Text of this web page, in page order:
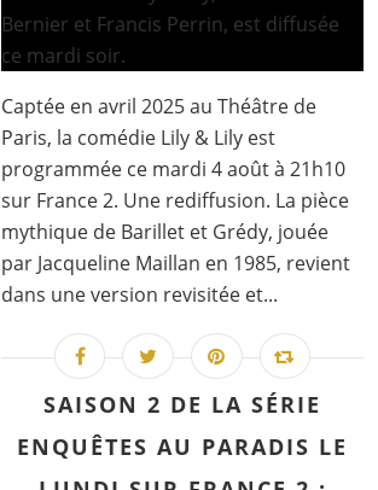
Captée en avril 2025 au Théâtre de
Paris, la comédie Lily & Lily est
programmée ce mardi 4 août à 21h10
sur France 2. Une rediffusion. La pièce
mythique de Barillet et Grédy, jouée
par Jacqueline Maillan en 1985, revient
dans une version revisitée et...
SAISON 2 DE LA SÉRIE
ENQUÊTES AU PARADIS LE